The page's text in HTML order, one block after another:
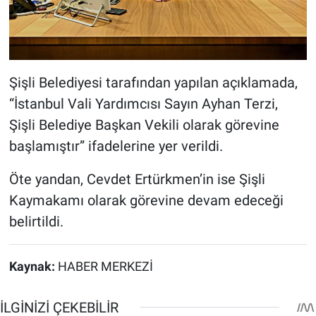
Şişli Belediyesi tarafından yapılan açıklamada,
“İstanbul Vali Yardımcısı Sayın Ayhan Terzi,
Şişli Belediye Başkan Vekili olarak görevine
başlamıştır” ifadelerine yer verildi.
Öte yandan, Cevdet Ertürkmen’in ise Şişli
Kaymakamı olarak görevine devam edeceği
belirtildi.
Kaynak: HABER MERKEZİ